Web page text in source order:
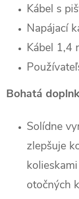
Kábel s
Napájací
Kábel 1,4
Bohatá
Solídne
zlepšuje
otočných